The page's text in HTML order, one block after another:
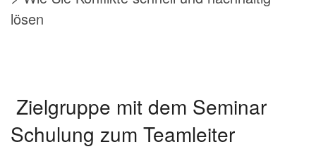
lösen
Zielgruppe mit dem Seminar
Schulung zum Teamleiter